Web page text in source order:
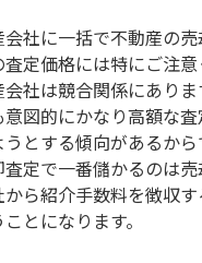
社に一括で不動産の
定価格には特にご注意
社は競合関係にあり
図的にかなり高額な
とする傾向があるから
定で一番儲かるのは
ら紹介手数料を徴収
とになります。